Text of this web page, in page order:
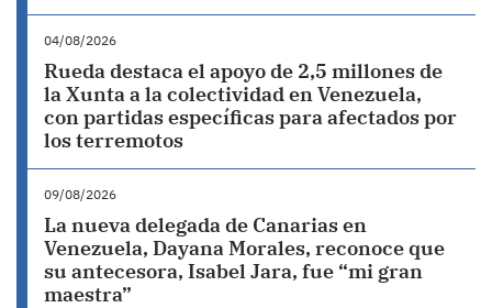
04/08/2026
Rueda destaca el apoyo de 2,5 millones de
la Xunta a la colectividad en Venezuela,
con partidas específicas para afectados por
los terremotos
09/08/2026
La nueva delegada de Canarias en
Venezuela, Dayana Morales, reconoce que
su antecesora, Isabel Jara, fue “mi gran
maestra”